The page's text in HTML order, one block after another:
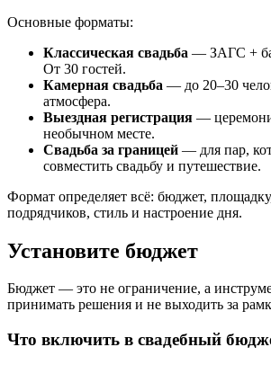
Основные форматы:
Классическая свадьба — ЗАГС +
От 30 гостей.
Камерная свадьба — до 20–30
атмосфера.
Выездная регистрация —
необычном месте.
Свадьба за границей — для пар,
совместить свадьбу и путешествие.
Формат определяет всё: бюджет,
подрядчиков, стиль и настроение дня.
Установите бюджет
Бюджет — это не ограничение, а
принимать решения и не выходить за
Что включить в свадебный